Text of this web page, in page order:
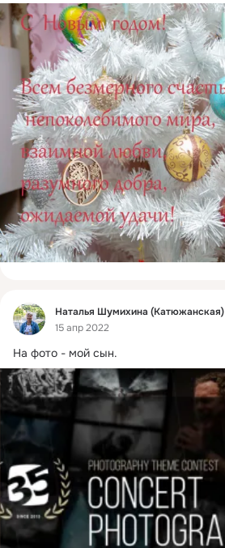
Фид
Наталья Шумихина (Катюжанская)
15 апр 2022
На фото - мой сын.